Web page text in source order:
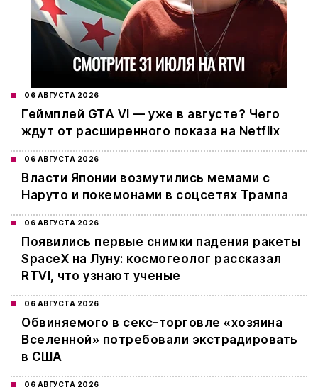
06 АВГУСТА 2026
Геймплей GTA VI — уже в августе? Чего
ждут от расширенного показа на Netflix
06 АВГУСТА 2026
Власти Японии возмутились мемами с
Наруто и покемонами в соцсетях Трампа
06 АВГУСТА 2026
Появились первые снимки падения ракеты
SpaceX на Луну: космогеолог рассказал
RTVI, что узнают ученые
06 АВГУСТА 2026
Обвиняемого в секс-торговле «хозяина
Вселенной» потребовали экстрадировать
в США
06 АВГУСТА 2026